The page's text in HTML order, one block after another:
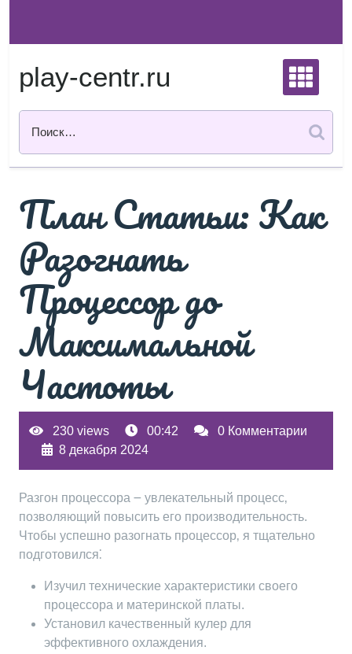
содержимому
play-centr.ru
План Статьи: Как
Разогнать
Процессор до
Максимальной
Частоты
230 views 00:42
0 Комментарии
8 декабря 2024
Разгон процессора ౼ увлекательный процесс‚
позволяющий повысить его производительность.
Чтобы успешно разогнать процессор‚ я тщательно
подготовился⁚
Изучил технические характеристики своего
процессора и материнской платы.
Установил качественный кулер для
эффективного охлаждения.